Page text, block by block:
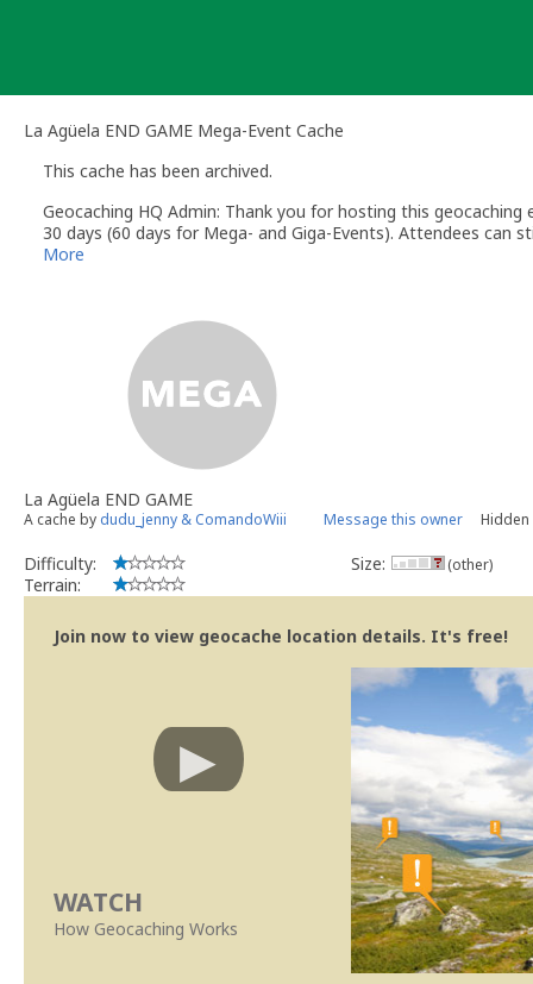
La Agüela END GAME Mega-Event Cache
This cache has been archived.
Geocaching HQ Admin: Thank you for hosting this
30 days (60 days for Mega- and Giga-Events). Attendees can
More
La Agüela END GAME
A cache by dudu_jenny & ComandoWiii Message this owner Hidden
Difficulty:
Terrain:
Size: (other)
Join now to view geocache location details. It's free!
WATCH
How Geocaching Works